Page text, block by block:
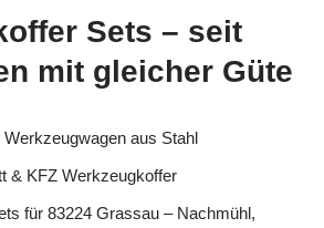
Sets – seit
mit gleicher Güte
aus Stahl
& KFZ Werkzeugkoffer
für 83224 Grassau – Nachmühl,